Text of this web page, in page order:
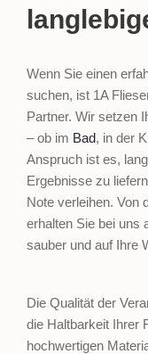
Wenn Sie einen
suchen, ist 1A
Partner. Wir setzen
– ob im Bad, in der
Anspruch ist es,
Ergebnisse zu
Note verleihen. Von
erhalten Sie bei uns
sauber und auf Ihre
Die Qualität der
die Haltbarkeit Ihrer
hochwertigen